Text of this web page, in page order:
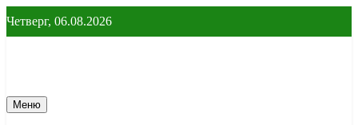
к
содержимому
Четверг, 06.08.2026
Меню